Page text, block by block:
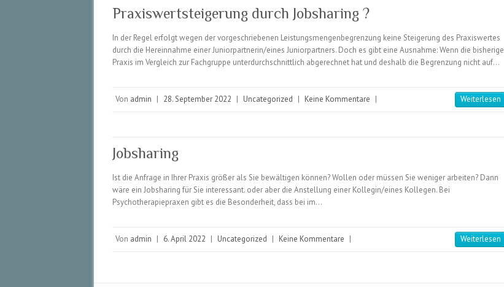
Praxiswertsteigerung durch Jobsharing ?
In der Regel erfolgt wegen der vorgeschriebenen Leistungsmengenbegrenzung keine Steigerung des Praxiswertes
durch die Hereinnahme einer Juniorpartnerin/eines Juniorpartners. Doch es gibt eine Ausnahme: Wenn die bisherige
Praxis im Vergleich zur Fachgruppe unterdurchschnittlich abgerechnet hat und deshalb die Begrenzung nicht auf…
Von admin | 28. September 2022 | Uncategorized | Keine Kommentare | Weiterlesen
Jobsharing
Ist die Anfrage in Ihrer Praxis größer als Sie bewältigen können? Wollen oder müssen Sie weniger arbeiten? Dann
wäre ein Jobsharing für Sie interessant. oder aber die Anstellung einer Kollegin/eines Kollegen. Bei
Psychotherapiepraxen gibt es die Besonderheit, dass bei im…
Von admin | 6. April 2022 | Uncategorized | Keine Kommentare | Weiterlesen